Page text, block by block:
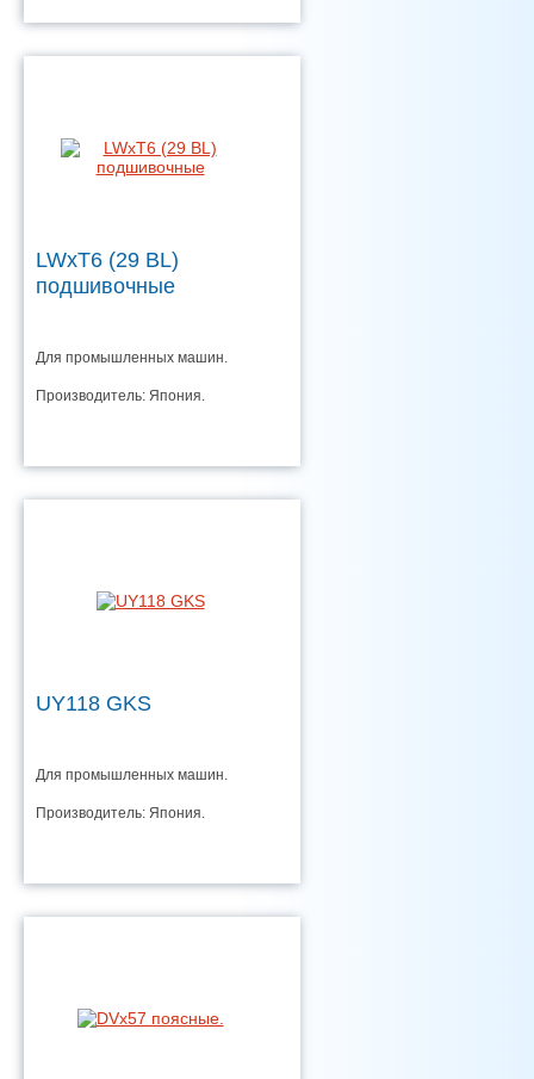
LWxT6 (29 BL)
подшивочные
Для промышленных машин.
Производитель: Япония.
UY118 GKS
Для промышленных машин.
Производитель: Япония.